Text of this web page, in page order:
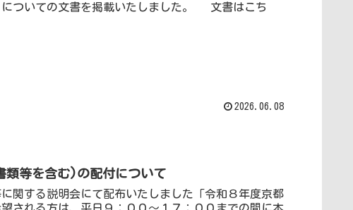
の文書を掲載いたしました。 文書はこち
2026.06.08
類等を含む)の配付について
関する説明会にて配布いたしました「令和８年度京都
される方は、平日９：００～１７：００までの間に本